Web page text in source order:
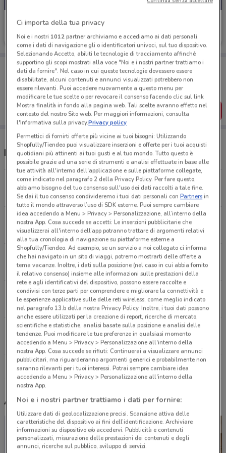
Thun
Scade il 18/08
Porta DoveConviene sempre con te!
Puoi trovare le migliori offerte dei negozi vicino a te,
salvarle e creare la tua lista del risparmio, comodamente
dal tuo cellulare.
SCARICA L’APP
Negozi Thun e orari
Corso D'Italia, 83-85-86 Roma
1.2 km
Piazza Dei Cinquecento Roma
1.6 km
Via Pollio, 50 Roma
2 km
Via Emanuele Filiberto, 178 Roma
2.8 km
Via Cola Di Rienzo, 220/222 Roma
4.3 km
Tutti i negozi Thun
Altri volantini nelle vicinanze
Ci importa della tua privacy
Noi e i nostri 1012partner archiviamo e accediamo ai dati personali,
come i dati di navigazione gli o identificatori univoci, sul tuo dispositivo.
Selezionando Accetto, abiliti le tecnologie di tracciamento affinché
supportino gli scopi mostrati alla voce "Noi e i nostri partner trattiamo i
dati da fornire". Nel caso in cui queste tecnologie dovessero essere
disabilitate, alcuni contenuti e annunci visualizzati potrebbero non
essere rilevanti. Puoi accedere nuovamente a questo menu per
modificare le tue scelte o per revocare il consenso facendo clic sul link
Mostra finalità in fondo alla pagina web. Tali scelte avranno effetto nel
contesto del nostro Sito web. Per maggiori informazioni, consulta
l'Informativa sulla privacy.Privacy policy
Permettici di fornirti offerte più vicine ai tuoi bisogni: Utilizzando
Shopfully/Tiendeo puoi visualizzare inserzioni e offerte per i tuoi acquisti
quotidiani più attinenti ai tuoi gusti e al tuo mondo. Tutto questo è
possibile grazie ad una serie di strumenti e analisi effettuate in base alle
tue attività all'interno dell'applicazione e sulle piattaforme collegate,
come indicato nel paragrafo 2 della Privacy Policy. Per fare questo,
abbiamo bisogno del tuo consenso sull'uso dei dati raccolti a tale fine.
Se dai il tuo consenso condivideremo i tuoi dati personali conPartnersin
tutto il mondo attraverso l’uso di SDK esterne. Puoi sempre cambiare
idea accedendo a Menu > Privacy > Personalizzazione, all’interno della
nostra App. Cosa succede se accetti: Le inserzioni pubblicitarie che
visualizzerai all'interno dell’app potranno trattare di argomenti relativi
alla tua cronologia di navigazione su piattaforme esterne a
Shopfully/Tiendeo. Ad esempio, se un servizio a noi collegato ci informa
che hai navigato in un sito di viaggi, potremo mostrarti delle offerte a
tema vacanze. Inoltre, i dati sulla posizione (nel caso in cui abbia fornito
il relativo consenso) insieme alle informazioni sulle prestazioni della
rete e agli identificativi del dispositivo, possono essere raccolte e
condivisi con terze parti per comprendere e migliorare la connettività e
le esperienze applicative sulle delle reti wireless, come meglio indicato
nel paragrafo 13.b della nostra Privacy Policy. Inoltre, i tuoi dati possono
anche essere utilizzati per la creazione di report, ricerche di mercato,
scientifiche e statistiche, analisi basate sulla posizione e analisi delle
tendenze. Puoi modificare le tue preferenze in qualsiasi momento
accedendo a Menu > Privacy > Personalizzazione all'interno della
nostra App. Cosa succede se rifiuti: Continuerai a visualizzare annunci
pubblicitari, ma riguarderanno argomenti generici e probabilmente non
saranno rilevanti per i tuoi interessi. Potrai sempre cambiare idea
accedendo a Menu > Privacy > Personalizzazione all'interno della
nostra App.
Noi e i nostri partner trattiamo i dati per fornire:
Utilizzare dati di geolocalizzazione precisi. Scansione attiva delle
caratteristiche del dispositivo ai fini dell’identificazione. Archiviare
informazioni su dispositivo e/o accedervi. Pubblicità e contenuti
personalizzati, misurazione delle prestazioni dei contenuti e degli
annunci, ricerche sul pubblico, sviluppo di servizi.